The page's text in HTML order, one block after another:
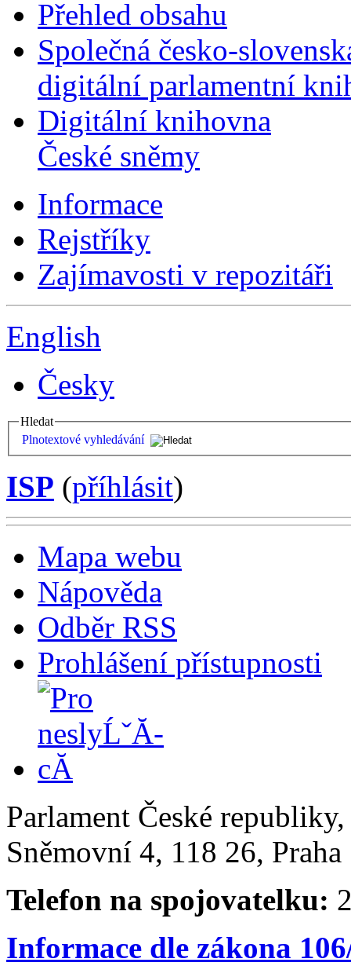
Přehled obsahu
Společná česko-
digitální parlamentní
Digitální knihovna
České sněmy
Informace
Rejstříky
Zajímavosti v repozitáři
English
Česky
Hledat
Plnotextové vyhledávání
ISP (příhlásit)
Mapa webu
Nápověda
Odběr RSS
Prohlášení přístupnosti
Parlament České
Sněmovní 4, 118 26,
Telefon na spojovatelku:
Informace dle zákona